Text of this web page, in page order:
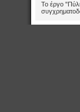
Το έργο